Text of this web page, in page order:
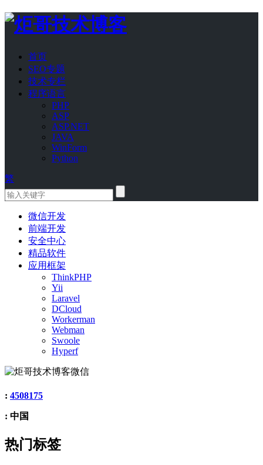
首页
SEO专题
技术专栏
程序语言
PHP
ASP
ASP.NET
JAVA
WinForm
Python
繁
微信开发
前端开发
安全中心
精品软件
应用框架
ThinkPHP
Yii
Laravel
DCloud
Workerman
Webman
Swoole
Hyperf
: 4508175
: 中国
热门标签